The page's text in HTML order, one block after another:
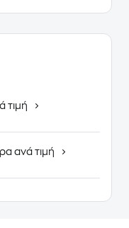
τιμή
ανά τιμή